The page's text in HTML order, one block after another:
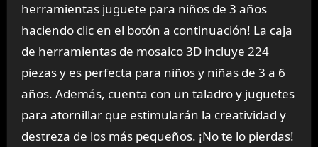
herramientas juguete para niños de 3 años
haciendo clic en el botón a continuación! La caja
de herramientas de mosaico 3D incluye 224
piezas y es perfecta para niños y niñas de 3 a 6
años. Además, cuenta con un taladro y juguetes
para atornillar que estimularán la creatividad y
destreza de los más pequeños. ¡No te lo pierdas!